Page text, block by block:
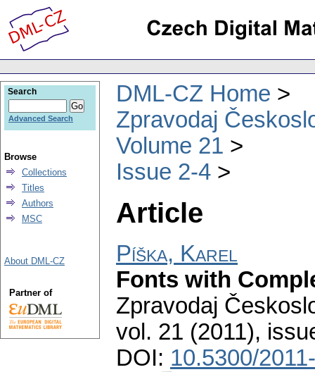
DML-CZ Home
Zpravodaj
Volume 21
Issue 2-4
Article
Píška, Karel
Fonts with
Zpravodaj
vol. 21 (2011),
DOI: 10.5300/
Search
Advanced Search
Browse
Collections
Titles
Authors
MSC
About DML-CZ
Partner of